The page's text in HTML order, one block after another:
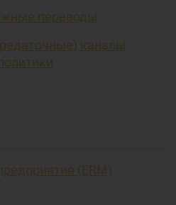
переводы
каналы
(ERM)